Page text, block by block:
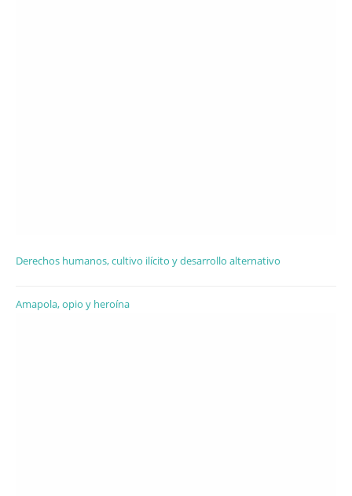
Derechos humanos, cultivo ilícito y desarrollo alternativo
Amapola, opio y heroína